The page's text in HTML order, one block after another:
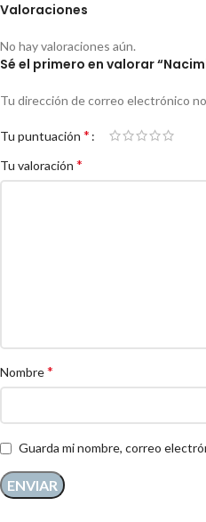
Valoraciones
No hay valoraciones aún.
Sé el primero en valorar
Tu dirección de correo electrónico
Tu puntuación *
Tu valoración *
Nombre*
Guarda mi nombre, correo